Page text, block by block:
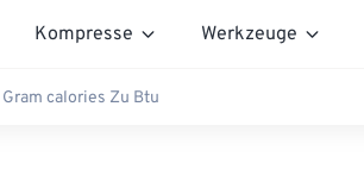
Kompresse Werkzeuge
Gram calories Zu Btu